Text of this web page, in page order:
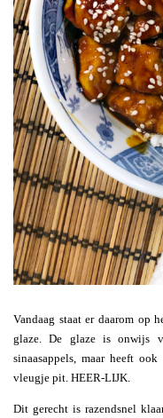
Vandaag staat er daarom op
glaze. De glaze is onwijs
sinaasappels, maar heeft
vleugje pit. HEER-LIJK.
Dit gerecht is razendsnel